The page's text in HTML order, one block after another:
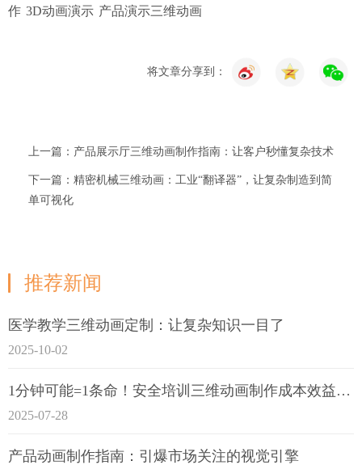
作 3D动画演示 产品演示三维动画
将文章分享到：
上一篇：产品展示厅三维动画制作指南：让客户秒懂复杂技术
下一篇：精密机械三维动画：工业“翻译器”，让复杂制造到简
单可视化
推荐新闻
医学教学三维动画定制：让复杂知识一目了
2025-10-02
1分钟可能=1条命！安全培训三维动画制作成本效益深度拆解
2025-07-28
产品动画制作指南：引爆市场关注的视觉引擎